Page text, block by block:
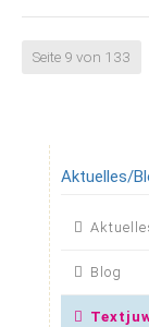
Seite 9 von 133
Aktuelles/
Blog